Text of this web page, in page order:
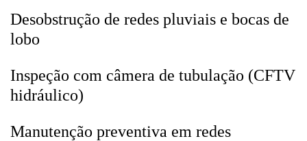
Desobstrução de redes pluviais e bocas de
lobo
Inspeção com câmera de tubulação (CFTV
hidráulico)
Manutenção preventiva em redes